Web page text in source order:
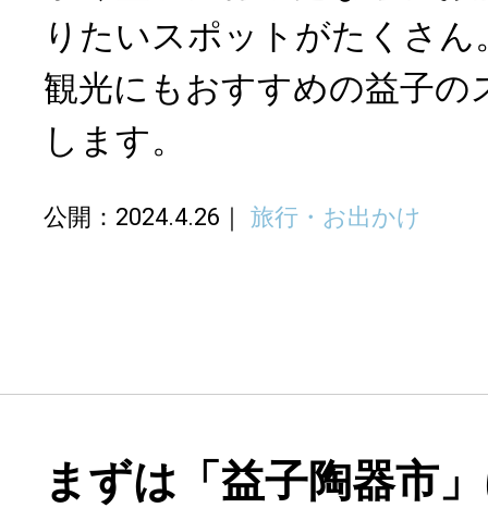
りたいスポットがたくさ
観光にもおすすめの益子の
します。
公開：2024.4.26 旅行・お出かけ
まずは「益子陶器市